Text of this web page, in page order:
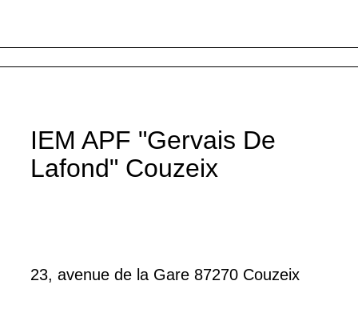
IEM APF "Gervais De
Lafond" Couzeix
23, avenue de la Gare 87270 Couzeix